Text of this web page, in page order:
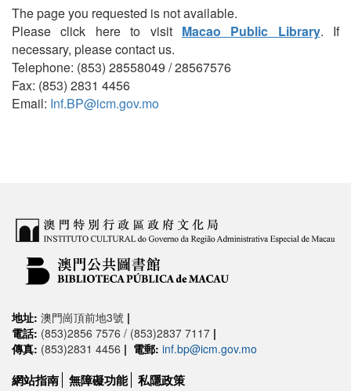
The page you requested is not available.
Please click here to visit Macao Public Library. If
necessary, please contact us.
Telephone: (853) 28558049 / 28567576
Fax: (853) 2831 4456
Email: Inf.BP@icm.gov.mo
地址: 澳門崗頂前地3號 |
電話: (853)2856 7576 / (853)2837 7117 |
傳真: (853)2831 4456 | 電郵: inf.bp@icm.gov.mo
網站指南 無障礙功能 私隱政策